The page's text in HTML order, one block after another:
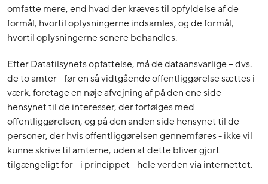
omfatte mere, end hvad der kræves til opfyldelse af de
formål, hvortil oplysningerne indsamles, og de formål,
hvortil oplysningerne senere behandles.
Efter Datatilsynets opfattelse, må de dataansvarlige – dvs.
de to amter - før en så vidtgående offentliggørelse sættes i
værk, foretage en nøje afvejning af på den ene side
hensynet til de interesser, der forfølges med
offentliggørelsen, og på den anden side hensynet til de
personer, der hvis offentliggørelsen gennemføres - ikke vil
kunne skrive til amterne, uden at dette bliver gjort
tilgængeligt for - i princippet - hele verden via internettet.